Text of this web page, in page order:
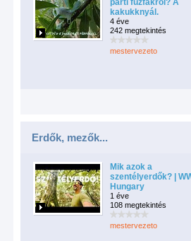
parti fűzfákról? A
kakukknyál.
4 éve
242 megtekintés
mestervezeto
Erdők, mezők...
Mik azok a
szentélyerdők? |
Hungary
1 éve
108 megtekintés
mestervezeto